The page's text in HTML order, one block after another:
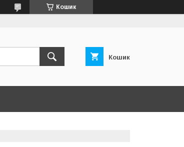
Кошик
Кошик